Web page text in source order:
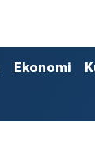
Ekonomi